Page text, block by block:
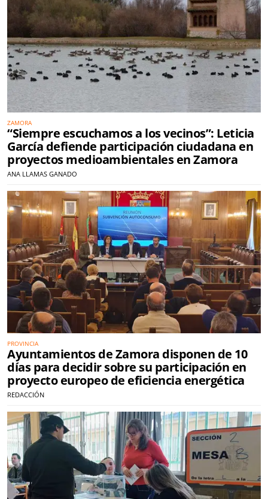
ZAMORA
“Siempre escuchamos a los vecinos”: Leticia
García defiende participación ciudadana en
proyectos medioambientales en Zamora
ANA LLAMAS GANADO
PROVINCIA
Ayuntamientos de Zamora disponen de 10
días para decidir sobre su participación en
proyecto europeo de eficiencia energética
REDACCIÓN